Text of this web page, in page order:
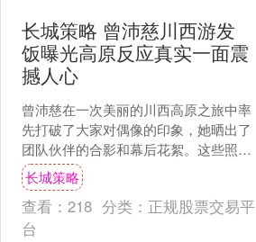
长城策略 曾沛慈川西游发
饭曝光高原反应真实一面震
撼人心
曾沛慈在一次美丽的川西高原之旅中率
先打破了大家对偶像的印象，她晒出了
团队伙伴的合影和幕后花絮。这些照片
让人眼前一亮，因为它们捕捉到了偶像
们在私下里放松的样子，比....
长城策略
查看： 218 分类： 正规股票交易平
台